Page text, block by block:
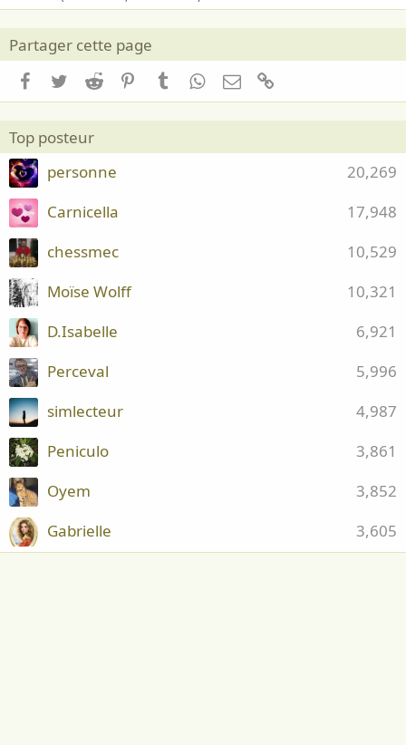
Partager cette page
Facebook
TwitterReddit PinterestTumblrWhatsApp
Email
Top posteur
20,269
personne
17,948
Carnicella
10,529
chessmec
10,321
Moïse Wolff
6,921
D.Isabelle
5,996
Perceval
4,987
simlecteur
3,861
Peniculo
3,852
Oyem
3,605
Gabrielle